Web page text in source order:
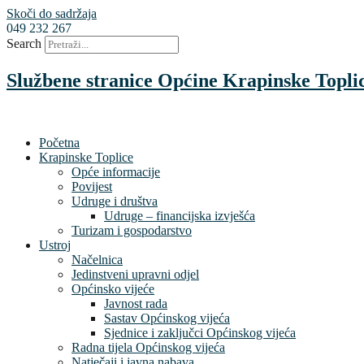
Skoči do sadržaja
049 232 267
Search
Službene stranice Općine Krapinske
Početna
Krapinske Toplice
Opće informacije
Povijest
Udruge i društva
Udruge – financijska izvješća
Turizam i gospodarstvo
Ustroj
Načelnica
Jedinstveni upravni odjel
Općinsko vijeće
Javnost rada
Sastav Općinskog vijeća
Sjednice i zaključci Općinskog vijeća
Radna tijela Općinskog vijeća